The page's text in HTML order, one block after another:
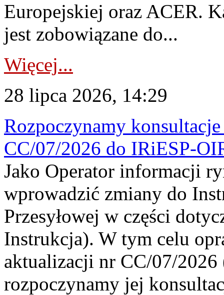
Europejskiej oraz ACER.
jest zobowiązane do...
Więcej...
28 lipca 2026, 14:29
Rozpoczynamy
CC/07/2026 do IRiESP-
Jako Operator informacji
wprowadzić zmiany do
Przesyłowej w części
Instrukcja). W tym celu
aktualizacji nr CC/07/
rozpoczynamy jej